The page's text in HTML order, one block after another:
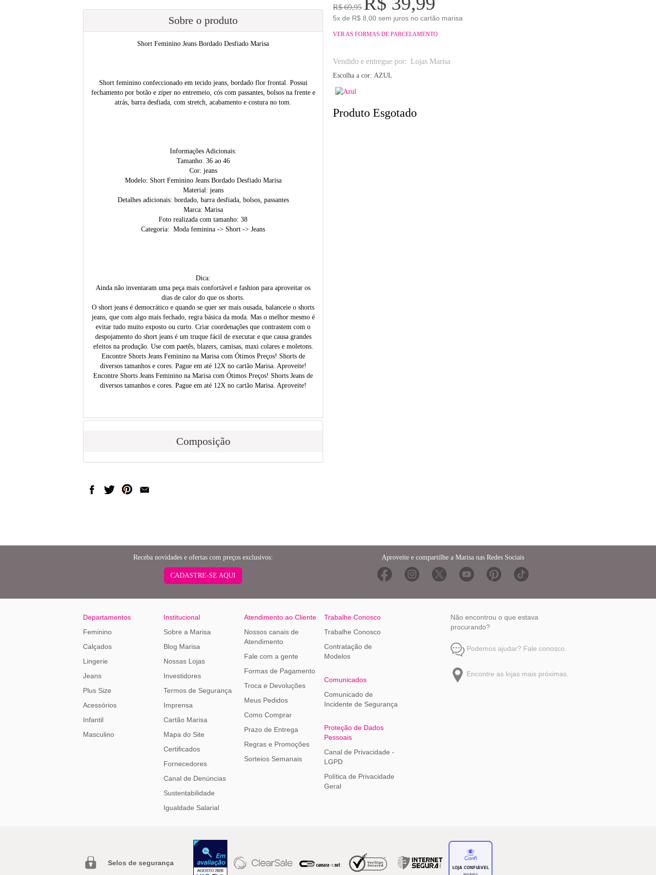
Sobre o produto
Short Feminino Jeans Bordado Desfiado Marisa
Short feminino confeccionado em tecido jeans, bordado flor frontal. Possui
fechamento por botão e zíper no entremeio, cós com passantes, bolsos na frente e
atrás, barra desfiada, com stretch, acabamento e costura no tom.
Informações Adicionais:
Tamanho: 36 ao 46
Cor: jeans
Modelo: Short Feminino Jeans Bordado Desfiado Marisa
Material: jeans
Detalhes adicionais: bordado, barra desfiada, bolsos, passantes
Marca: Marisa
Foto realizada com tamanho: 38
Categoria: Moda feminina -> Short -> Jeans
Dica:
Ainda não inventaram uma peça mais confortável e fashion para aproveitar os
dias de calor do que os shorts.
O short jeans é democrático e quando se quer ser mais ousada, balanceie o shorts
jeans, que com algo mais fechado, regra básica da moda. Mas o melhor mesmo é
evitar tudo muito exposto ou curto. Criar coordenações que contrastem com o
despojamento do short jeans é um truque fácil de executar e que causa grandes
efeitos na produção. Use com paetês, blazers, camisas, maxi colares e moletons.
Encontre Shorts Jeans Feminino na Marisa com Ótimos Preços! Shorts de
diversos tamanhos e cores. Pague em até 12X no cartão Marisa. Aproveite!
Encontre Shorts Jeans Feminino na Marisa com Ótimos Preços! Shorts Jeans de
diversos tamanhos e cores. Pague em até 12X no cartão Marisa. Aproveite!
Composição
R$ 69,95
5x de R$ 8,00 sem juros no cartão marisa
VER AS FORMAS DE PARCELAMENTO
Vendido e entregue por: Lojas Marisa
Escolha a cor: AZUL
Produto Esgotado
Receba novidades e ofertas com preços exclusivos:
CADASTRE-SE AQUI
Aproveite e compartilhe a Marisa nas Redes Sociais
Não encontrou o que estava
procurando?
Podemos ajudar? Fale conosco.
Encontre as lojas mais próximas.
Departamentos
Feminino
Calçados
Lingerie
Jeans
Plus Size
Acessórios
Infantil
Masculino
Institucional
Sobre a Marisa
Blog Marisa
Nossas Lojas
Investidores
Termos de Segurança
Imprensa
Cartão Marisa
Mapa do Site
Certificados
Fornecedores
Canal de Denúncias
Sustentabilidade
Igualdade Salarial
Atendimento ao Cliente
Nossos canais de
Atendimento
Fale com a gente
Formas de Pagamento
Troca e Devoluções
Meus Pedidos
Como Comprar
Prazo de Entrega
Regras e Promoções
Sorteios Semanais
Trabalhe Conosco
Trabalhe Conosco
Contratação de
Modelos
Comunicados
Comunicado de
Incidente de Segurança
Proteção de Dados
Pessoais
Canal de Privacidade -
LGPD
Política de Privacidade
Geral
Selos de segurança